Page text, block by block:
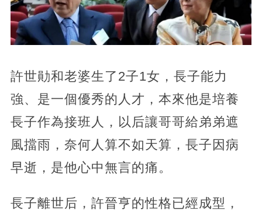
許世勛和老婆生了2子1女，長子能力
強、是一個優秀的人才，本來他是培養
長子作為接班人，以后讓哥哥給弟弟遮
風擋雨，奈何人算不如天算，長子因病
早逝，是他心中無言的痛。
長子離世后，許晉亨的性格已經成型，